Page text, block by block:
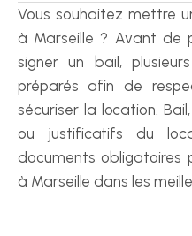
Vous souhaitez mettre
à Marseille ? Avant de
signer un bail,
préparés afin de
sécuriser la location.
ou justificatifs du
documents obligatoires
à Marseille dans les